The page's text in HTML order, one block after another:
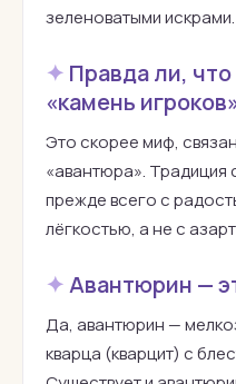
зеленоватыми искрами.
Правда ли,
«камень
Это скорее миф,
«авантюра». Традиция
прежде всего с
лёгкостью, а не с
Авантюрин —
Да, авантюрин —
кварца (кварцит) с